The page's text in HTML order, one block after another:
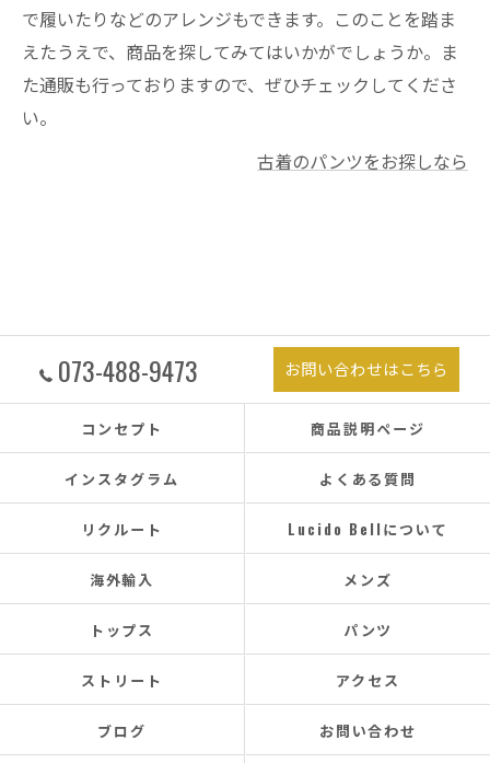
で履いたりなどのアレンジもできます。このことを踏ま
えたうえで、商品を探してみてはいかがでしょうか。ま
た通販も行っておりますので、ぜひチェックしてくださ
い。
古着のパンツをお探しなら
073-488-9473 お問い合わせはこちら
コンセプト 商品説明ページ
インスタグラム よくある質問
リクルート Lucido Bellについて
海外輸入 メンズ
トップス パンツ
ストリート アクセス
ブログ お問い合わせ